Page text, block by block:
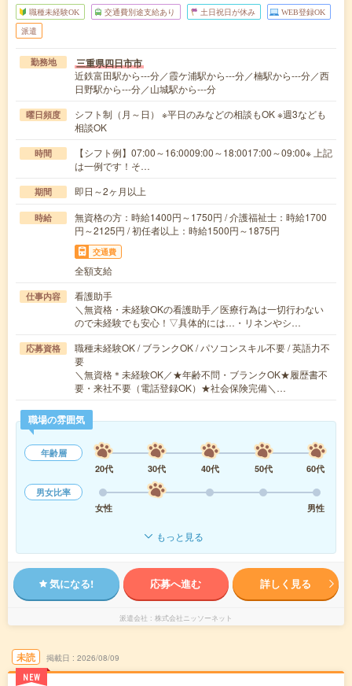
職種未経験OK 交通費別途支給あり 土日祝日が休み WEB登録OK
派遣
勤務地 三重県四日市市
近鉄富田駅から---分／霞ケ浦駅から---分／楠駅から---分／西
日野駅から---分／山城駅から---分
曜日頻度
シフト制（月～日） ※平日のみなどの相談もOK ※週3なども
相談OK
時間
【シフト例】07:00～16:0009:00～18:0017:00～09:00※ 上記
は一例です！そ…
期間 即日～2ヶ月以上
時給
無資格の方：時給1400円～1750円 / 介護福祉士：時給1700
円～2125円 / 初任者以上：時給1500円～1875円
交通費
全額支給
仕事内容
看護助手
＼無資格・未経験OKの看護助手／医療行為は一切行わない
ので未経験でも安心！▽具体的には…・リネンやシ…
応募資格
職種未経験OK / ブランクOK / パソコンスキル不要 / 英語力不
要
＼無資格＊未経験OK／★年齢不問・ブランクOK★履歴書不
要・来社不要（電話登録OK）★社会保険完備＼…
職場の雰囲気
年齢層
20代
30代 40代 50代
60代
男女比率
女性
男性
もっと見る
気になる! 応募へ進む 詳しく見る
派遣会社 株式会社ニッソーネット
未読
NEW
掲載日 2026/08/09